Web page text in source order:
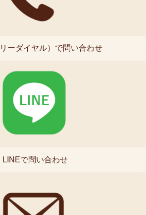
ーダイヤル）で問い合わせ
LINEで問い合わせ